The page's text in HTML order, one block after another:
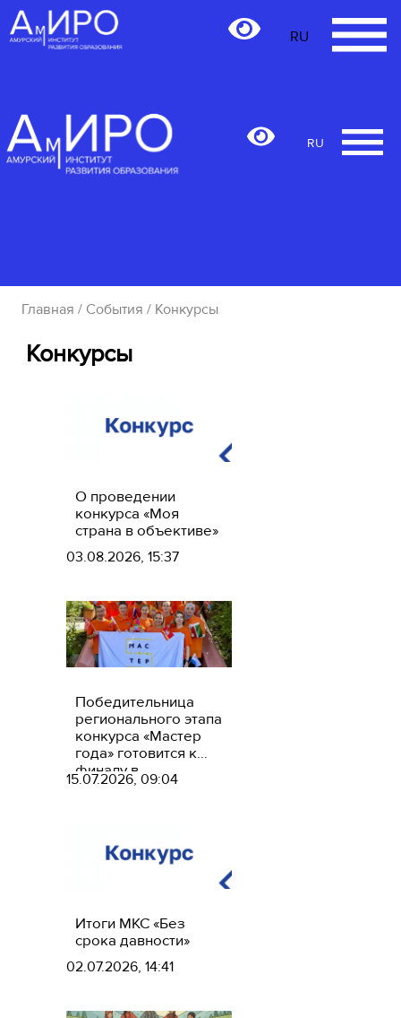
RU
RU
Главная / События / Конкурсы
Конкурсы
О проведении
конкурса «Моя
страна в объективе»
03.08.2026, 15:37
Победительница
регионального этапа
конкурса «Мастер
года» готовится к
финалу в
тренинг‑лагере для
15.07.2026, 09:04
Итоги МКС «Без
срока давности»
02.07.2026, 14:41